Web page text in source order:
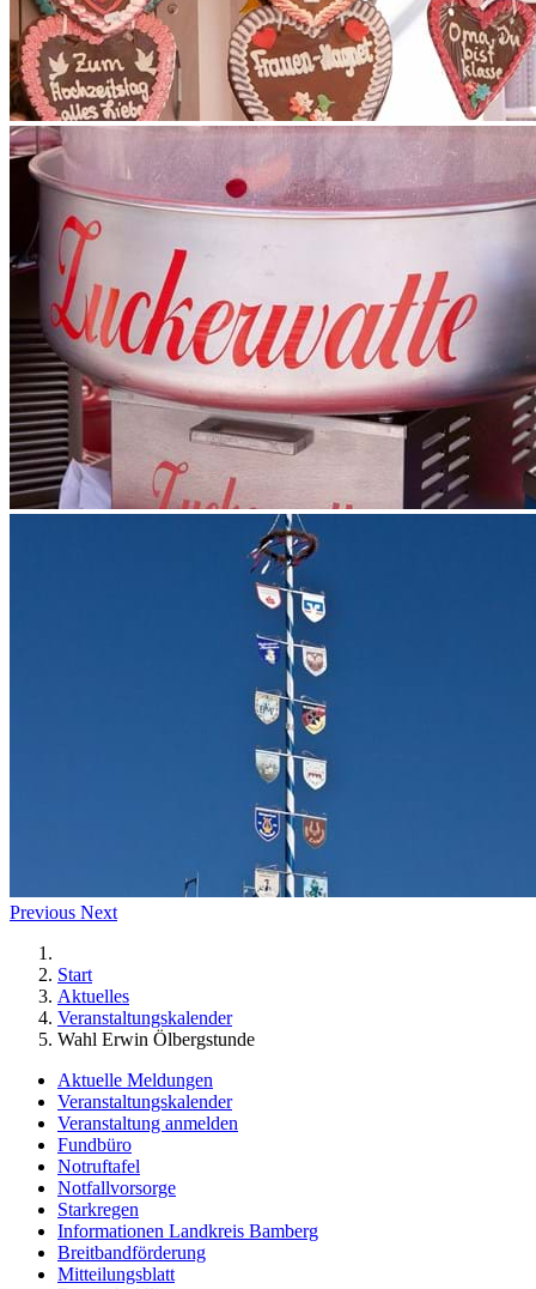
Previous Next
Start
Aktuelles
Veranstaltungskalender
Wahl Erwin Ölbergstunde
Aktuelle Meldungen
Veranstaltungskalender
Veranstaltung anmelden
Fundbüro
Notruftafel
Notfallvorsorge
Starkregen
Informationen Landkreis Bamberg
Breitbandförderung
Mitteilungsblatt